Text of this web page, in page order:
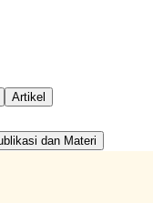
Artikel
dan Materi